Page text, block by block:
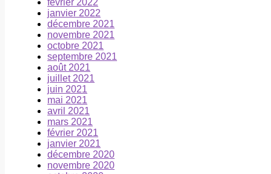
janvier 2022
décembre 2021
novembre 2021
octobre 2021
septembre 2021
août 2021
juillet 2021
juin 2021
mai 2021
avril 2021
mars 2021
février 2021
janvier 2021
décembre 2020
novembre 2020